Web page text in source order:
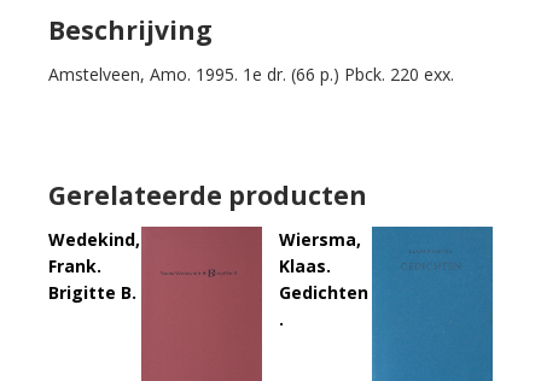
Borgerhout.
voor
Beschrijving
Amstelveen, Amo. 1995. 1e dr. (66 p.) Pbck. 220 exx.
Gerelateerde producten
Wedekind,
Frank.
Brigitte B.
Wiersma,
Klaas.
Gedichten
.